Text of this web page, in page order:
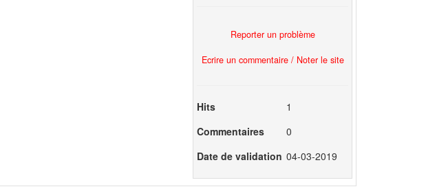
Reporter un problème
Ecrire un commentaire / Noter le site
Hits
1
Commentaires
0
Date de validation 04-03-2019